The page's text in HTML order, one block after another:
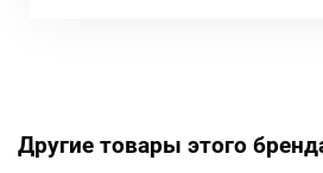
Другие товары этого